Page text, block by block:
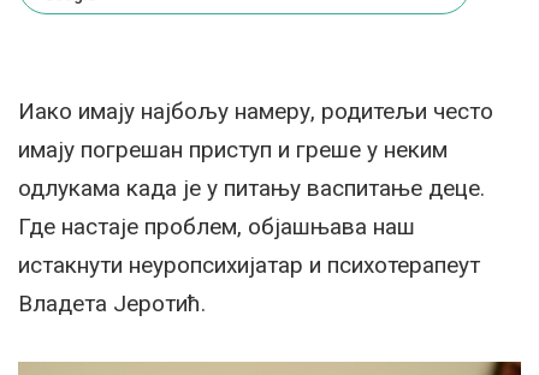
Иако имају најбољу намеру, родитељи често
имају погрешан приступ и греше у неким
одлукама када је у питању васпитање деце.
Где настаје проблем, објашњава наш
истакнути неуропсихијатар и психотерапеут
Владета Јеротић.